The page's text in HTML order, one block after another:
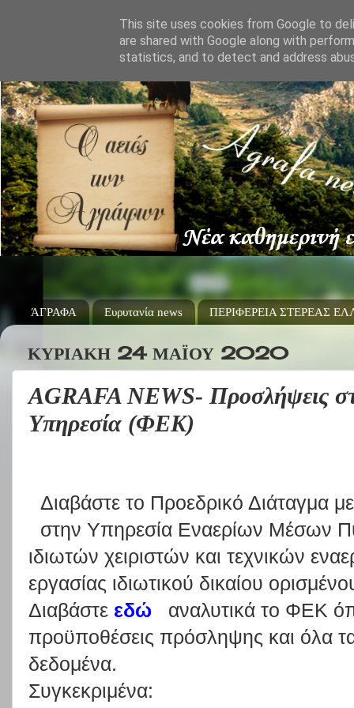
ΆΓΡΑΦΑ Ευρυτανία news ΠΕΡΙΦΕΡΕΙΑ ΣΤΕΡΕΑΣ
ΚΥΡΙΑΚΉ 24 ΜΑΪ́ΟΥ 2020
AGRAFA NEWS- Προσλήψεις
Υπηρεσία (ΦΕΚ)
Διαβάστε το Προεδρικό Διάταγμα
στην Υπηρεσία Εναερίων Μέσων
ιδιωτών χειριστών και τεχνικών
εργασίας ιδιωτικού δικαίου
Διαβάστε εδώ
αναλυτικά το ΦΕΚ
προϋποθέσεις πρόσληψης και όλα τα
δεδομένα.
Συγκεκριμένα:
This site uses cookies from Google to
are shared with Google along with
statistics, and to detect and address